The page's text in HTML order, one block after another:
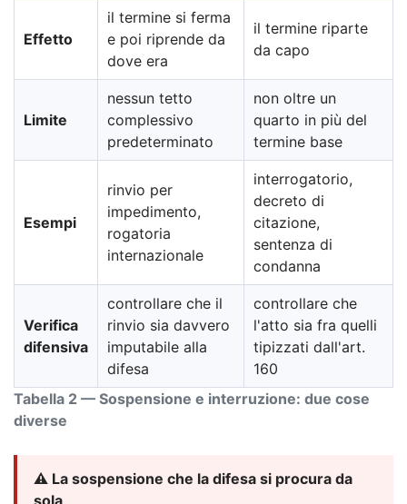
Tabella 2 — Sospensione e interruzione: due cose
diverse
Effetto
il termine si ferma
e poi riprende da
dove era
il termine riparte
da capo
Limite
nessun tetto
complessivo
predeterminato
non oltre un
quarto in più del
termine base
Esempi
rinvio per
impedimento,
rogatoria
internazionale
interrogatorio,
decreto di
citazione,
sentenza di
condanna
Verifica
difensiva
controllare che il
rinvio sia davvero
imputabile alla
difesa
controllare che
l'atto sia fra quelli
tipizzati dall'art.
160
⚠️ La sospensione che la difesa si procura da
sola